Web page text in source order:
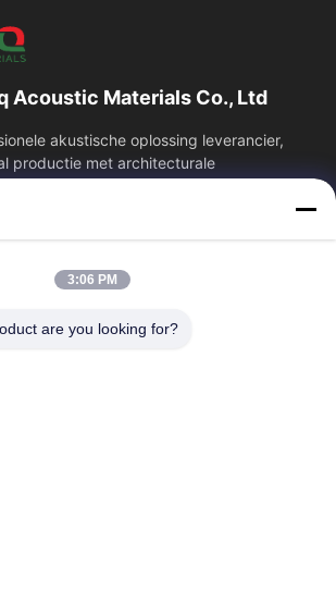
Acoustic Materials Co., Ltd
akustische oplossing leverancier,
productie met architecturale
leveren...
Over Ons
Kwaliteitscontrole
3:06 PM
are you looking for?